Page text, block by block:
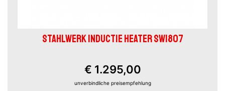
STAHLWERK INDUCTIE HEATER SW1807
€ 1.295,00
unverbindliche preisempfehlung